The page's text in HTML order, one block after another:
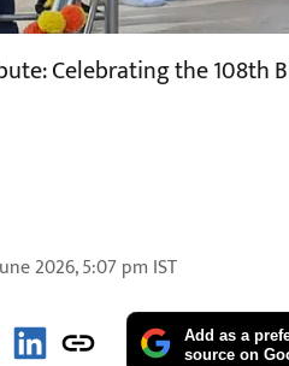
Celebrating the 108th
2026, 5:07 pm IST
Add as a
source on